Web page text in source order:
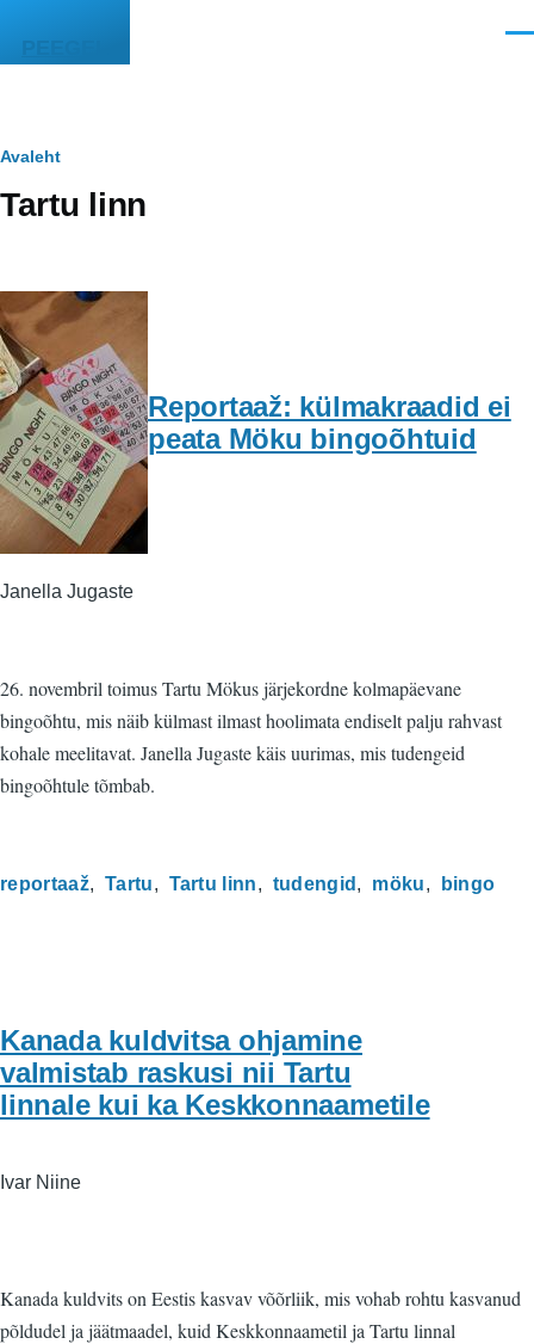
PEEGEL
Leivapuru
Avaleht
Tartu linn
Reportaaž: külmakraadid ei
peata Möku bingoõhtuid
Janella Jugaste
26. novembril toimus Tartu Mökus järjekordne kolmapäevane
bingoõhtu, mis näib külmast ilmast hoolimata endiselt palju rahvast
kohale meelitavat. Janella Jugaste käis uurimas, mis tudengeid
bingoõhtule tõmbab.
reportaaž Tartu Tartu linn tudengid möku bingo
Kanada kuldvitsa ohjamine
valmistab raskusi nii Tartu
linnale kui ka Keskkonnaametile
Ivar Niine
Kanada kuldvits on Eestis kasvav võõrliik, mis vohab rohtu kasvanud
põldudel ja jäätmaadel, kuid Keskkonnaametil ja Tartu linnal